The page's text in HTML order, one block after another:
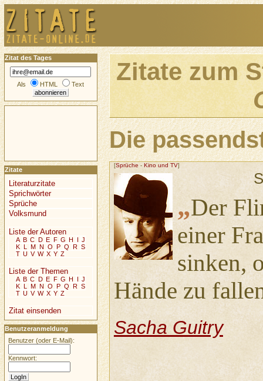
Zitate zum
Die
[Sprüche - Kino und TV]
„Der
einer
sinken,
Hände zu
Sacha Guitry
Zitat des Tages
Als HTML Text
Zitate
Literaturzitate
Sprichwörter
Sprüche
Volksmund
Liste der Autoren
A B C D E F G H I J
K L M N O P Q R S
T U V W X Y Z
Liste der Themen
A B C D E F G H I J
K L M N O P Q R S
T U V W X Y Z
Zitat einsenden
Benutzeranmeldung
Benutzer (oder E-Mail):
Kennwort: